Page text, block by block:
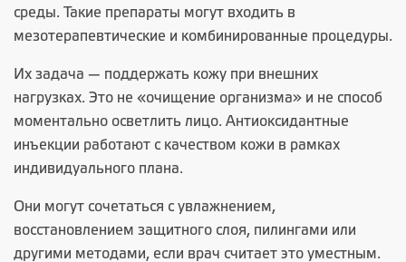
среды. Такие препараты могут входить в
мезотерапевтические и комбинированные процедуры.
Их задача — поддержать кожу при внешних
нагрузках. Это не «очищение организма» и не способ
моментально осветлить лицо. Антиоксидантные
инъекции работают с качеством кожи в рамках
индивидуального плана.
Они могут сочетаться с увлажнением,
восстановлением защитного слоя, пилингами или
другими методами, если врач считает это уместным.